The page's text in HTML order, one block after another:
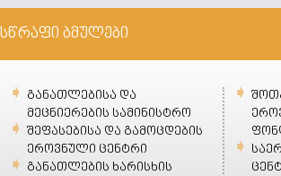
სწრაფი ბმულები
განათლებისა და
მეცნიერების სამინისტრო
შეფასებისა და გამოცდების
ეროვნული ცენტრი
განათლების ხარისხის